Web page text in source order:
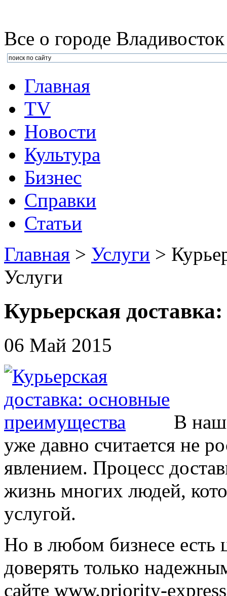
Все о городе Владивосток
Главная
TV
Новости
Культура
Бизнеc
Справки
Статьи
Главная > Услуги >
Услуги
Курьерская
06 Май 2015
В
уже давно считается не
явлением. Процесс
жизнь многих людей,
услугой.
Но в любом бизнесе есть
доверять только
сайте www.priority-